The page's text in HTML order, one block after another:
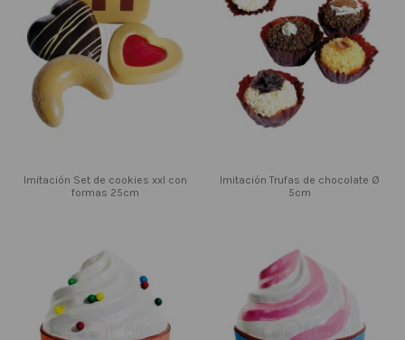
Imitación Set de cookies xxl con
formas 25cm
Imitación Trufas de chocolate Ø
5cm